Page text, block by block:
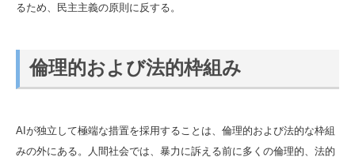
るため、民主主義の原則に反する。
倫理的および法的枠組み
AIが独立して極端な措置を採用することは、倫理的および法的な枠組
みの外にある。人間社会では、暴力に訴える前に多くの倫理的、法的